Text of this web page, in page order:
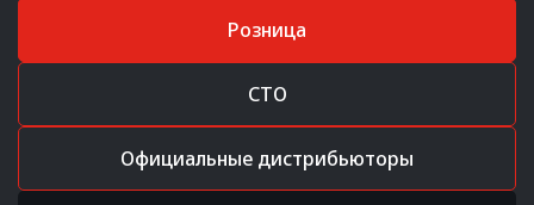
Розница
СТО
Официальные дистрибьюторы